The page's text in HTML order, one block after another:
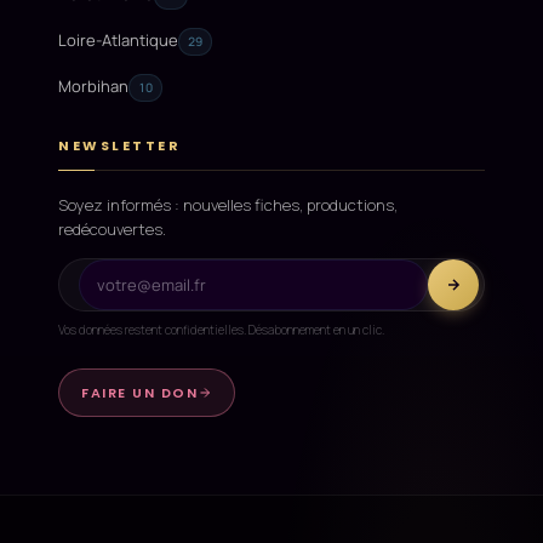
Loire-Atlantique 29
Morbihan 10
NEWSLETTER
Soyez informés : nouvelles fiches, productions,
redécouvertes.
Vos données restent confidentielles. Désabonnement en un clic.
FAIRE UN DON